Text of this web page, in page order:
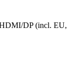
DP (incl. EU,